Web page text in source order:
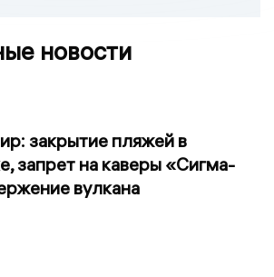
новости
закрытие пляжей в
запрет на каверы «Сигма-
вулкана